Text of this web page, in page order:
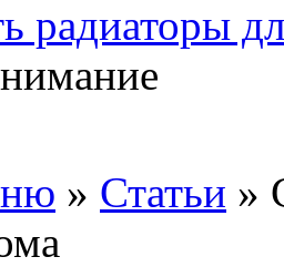
радиаторы
» Статьи »